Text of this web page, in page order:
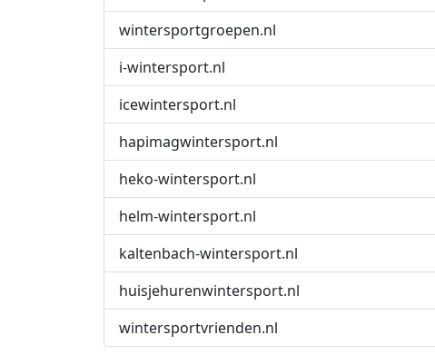
wintersportgroepen.nl
i-wintersport.nl
icewintersport.nl
hapimagwintersport.nl
heko-wintersport.nl
helm-wintersport.nl
kaltenbach-wintersport.nl
huisjehurenwintersport.nl
wintersportvrienden.nl